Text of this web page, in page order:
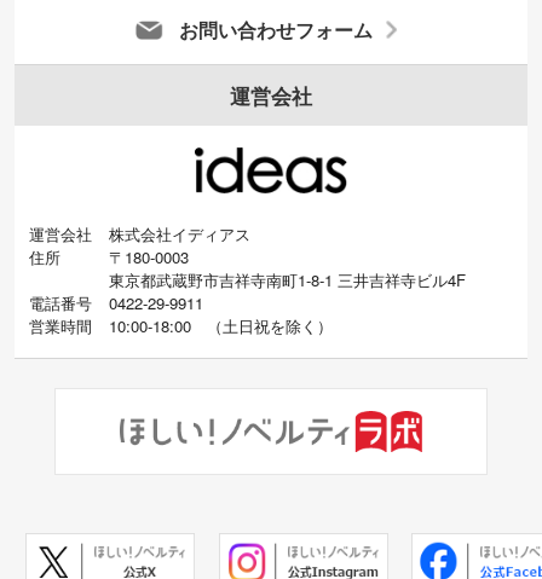
お問い合わせフォーム
運営会社
運営会社
株式会社イディアス
住所
〒180-0003
東京都武蔵野市吉祥寺南町1-8-1 三井吉祥寺ビル4F
電話番号
0422-29-9911
営業時間
10:00-18:00 （土日祝を除く）